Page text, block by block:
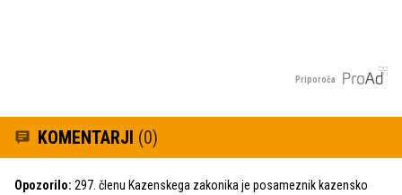
Priporoča
KOMENTARJI (0)
Opozorilo: 297. členu Kazenskega zakonika je posameznik kazensko